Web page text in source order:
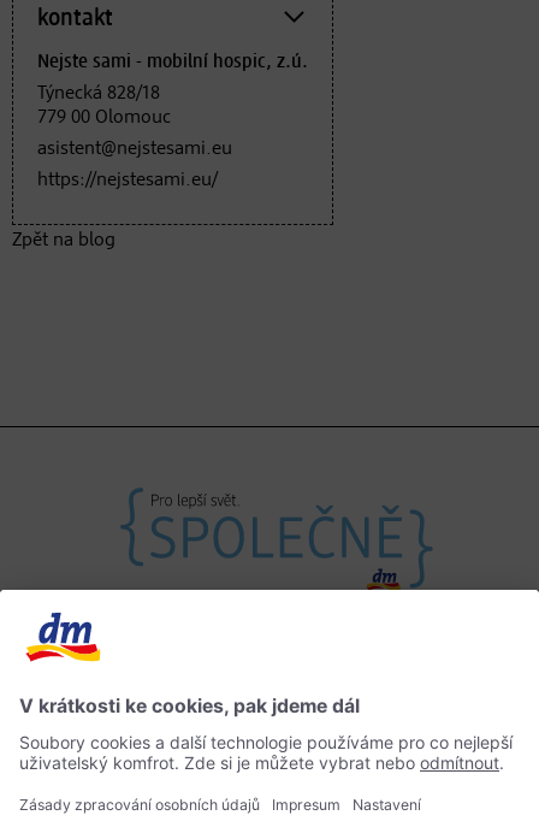
kontakt
Nejste sami - mobilní hospic, z.ú.
Týnecká 828/18
779 00 Olomouc
asistent@nejstesami.eu
https://nejstesami.eu/
Zpět na blog